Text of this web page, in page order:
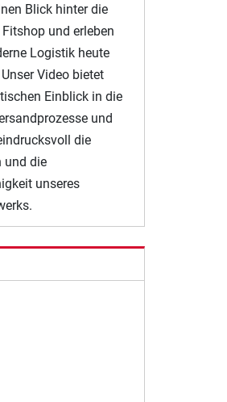
Blick hinter die
und erleben
Logistik heute
Video bietet
Einblick in die
und
die
und die
unseres